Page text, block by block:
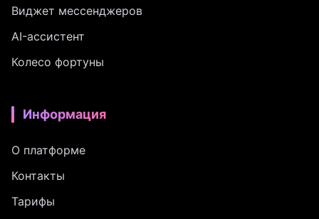
Виджет мессенджеров
AI-ассистент
Колесо фортуны
Информация
О платформе
Контакты
Тарифы